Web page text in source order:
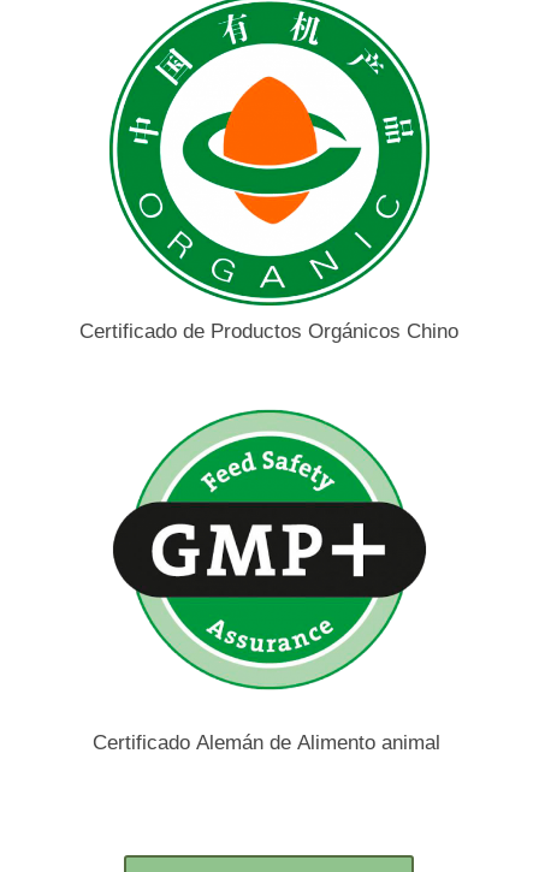
Certificado de Productos Orgánicos Chino
Certificado Alemán de Alimento animal